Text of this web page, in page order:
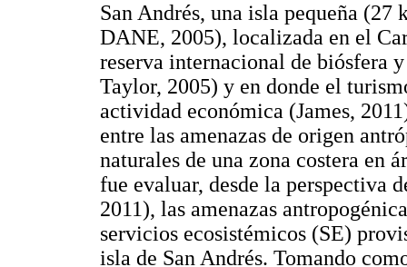
San Andrés, una isla pequeña (27
DANE, 2005), localizada en el
reserva internacional de biósfera
Taylor, 2005) y en donde el
actividad económica (James,
entre las amenazas de origen
naturales de una zona costera en
fue evaluar, desde la perspectiva
2011), las amenazas
servicios ecosistémicos (SE)
isla de San Andrés. Tomando